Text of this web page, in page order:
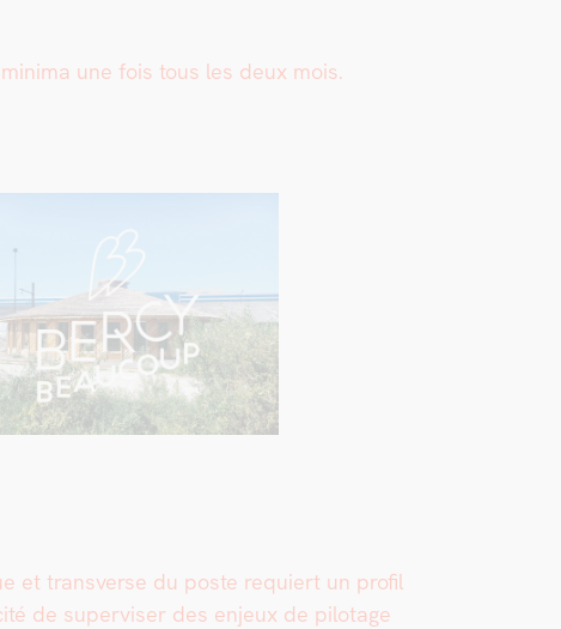
une fois tous les deux mois.
et trans­verse du poste requiert un pro­fil
de super­vis­er des enjeux de pilotage